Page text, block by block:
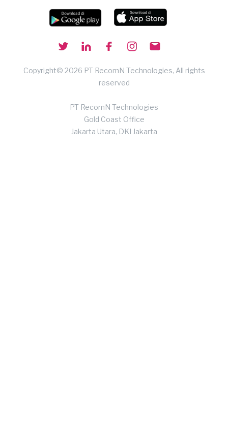
Copyright© 2026 PT RecomN Technologies, All rights
reserved
PT RecomN Technologies
Gold Coast Office
Jakarta Utara, DKI Jakarta